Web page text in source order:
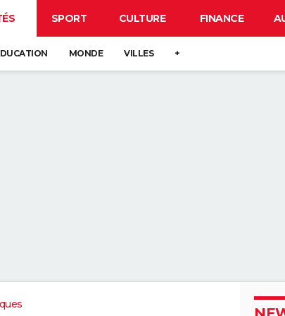
SPORT CULTURE FINANCE
MONDE VILLES +